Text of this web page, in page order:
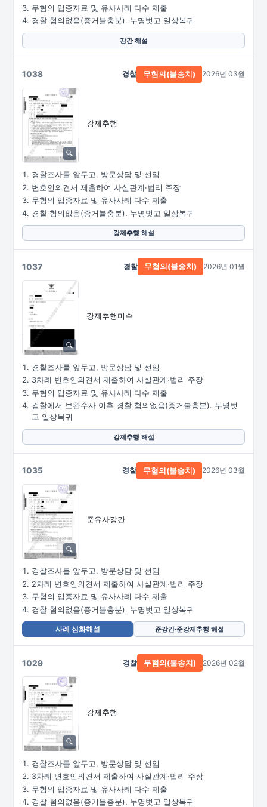
무혐의 입증자료 및 유사사례 다수 제출
경찰 혐의없음(증거불충분). 누명벗고 일상복귀
강간 해설
1038
강제추행
경찰 무혐의(불송치) 2026년 03월
경찰조사를 앞두고, 방문상담 및 선임
변호인의견서 제출하여 사실관계·법리 주장
무혐의 입증자료 및 유사사례 다수 제출
경찰 혐의없음(증거불충분). 누명벗고 일상복귀
강제추행 해설
1037
강제추행미수
경찰 무혐의(불송치) 2026년 01월
경찰조사를 앞두고, 방문상담 및 선임
3차례 변호인의견서 제출하여 사실관계·법리 주장
무혐의 입증자료 및 유사사례 다수 제출
검찰에서 보완수사 이후 경찰 혐의없음(증거불충분). 누명벗
고 일상복귀
강제추행 해설
1035
준유사강간
경찰 무혐의(불송치) 2026년 03월
경찰조사를 앞두고, 방문상담 및 선임
2차례 변호인의견서 제출하여 사실관계·법리 주장
무혐의 입증자료 및 유사사례 다수 제출
경찰 혐의없음(증거불충분). 누명벗고 일상복귀
사례 심화해설 준강간·준강제추행 해설
1029
강제추행
경찰 무혐의(불송치) 2026년 02월
경찰조사를 앞두고, 방문상담 및 선임
3차례 변호인의견서 제출하여 사실관계·법리 주장
무혐의 입증자료 및 유사사례 다수 제출
경찰 혐의없음(증거불충분). 누명벗고 일상복귀